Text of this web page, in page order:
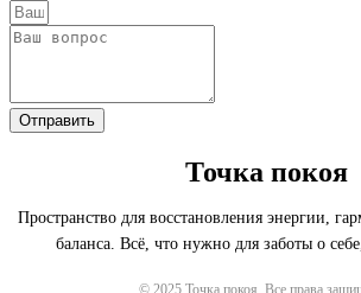
Отправить
Точка покоя
Пространство для восстановления энергии,
баланса. Всё, что нужно для заботы о
© 2025 Точка покоя. Все права